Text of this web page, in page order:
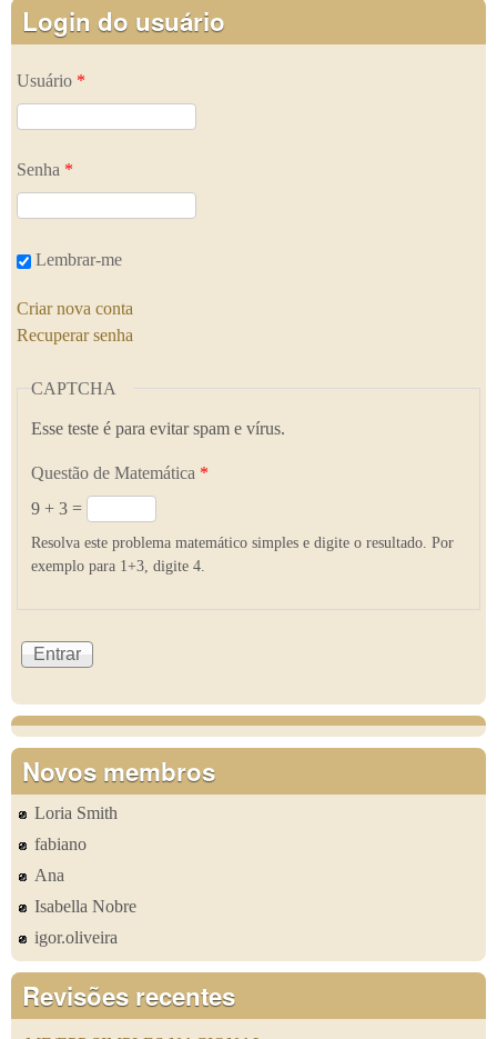
Login do usuário
Usuário *
Senha *
Lembrar-me
Criar nova conta
Recuperar senha
CAPTCHA
Esse teste é para evitar spam e vírus.
Questão de Matemática *
9 + 3 =
Resolva este problema matemático simples e digite o resultado. Por
exemplo para 1+3, digite 4.
Novos membros
Loria Smith
fabiano
Ana
Isabella Nobre
igor.oliveira
Revisões recentes